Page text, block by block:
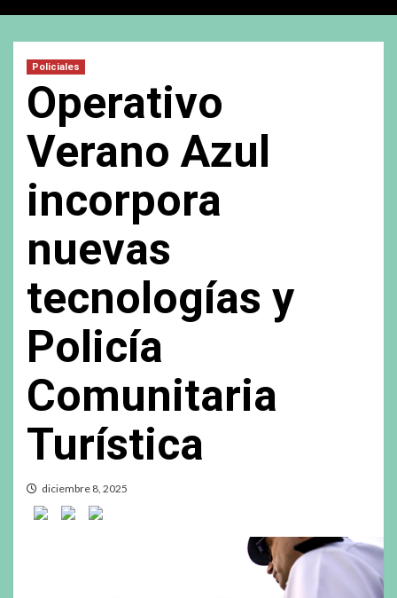
Policiales
Operativo
Verano Azul
incorpora
nuevas
tecnologías y
Policía
Comunitaria
Turística
diciembre 8, 2025